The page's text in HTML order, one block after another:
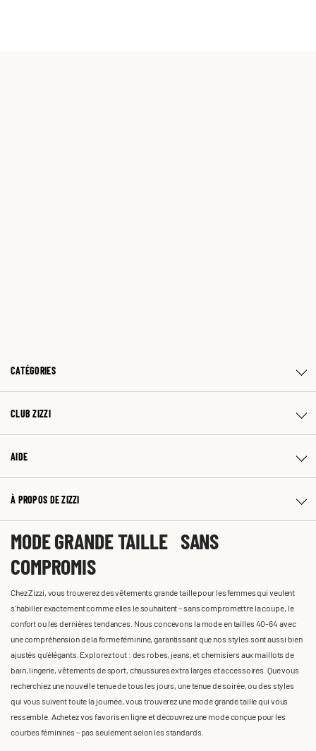
CATÉGORIES
CLUB ZIZZI
AIDE
À PROPOS DE ZIZZI
MODE GRANDE TAILLE SANS
COMPROMIS
Chez Zizzi, vous trouverez des vêtements grande taille pour les femmes qui veulent
s'habiller exactement comme elles le souhaitent – sans compromettre la coupe, le
confort ou les dernières tendances. Nous concevons la mode en tailles 40-64 avec
une compréhension de la forme féminine, garantissant que nos styles sont aussi bien
ajustés qu'élégants. Explorez tout : des robes, jeans, et chemisiers aux maillots de
bain, lingerie, vêtements de sport, chaussures extra larges et accessoires. Que vous
recherchiez une nouvelle tenue de tous les jours, une tenue de soirée, ou des styles
qui vous suivent toute la journée, vous trouverez une mode grande taille qui vous
ressemble. Achetez vos favoris en ligne et découvrez une mode conçue pour les
courbes féminines – pas seulement selon les standards.